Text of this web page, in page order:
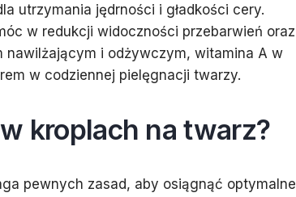
utrzymania jędrności i gładkości cery.
w redukcji widoczności przebarwień oraz
nawilżającym i odżywczym, witamina A w
w codziennej pielęgnacji twarzy.
kroplach na twarz?
pewnych zasad, aby osiągnąć optymalne